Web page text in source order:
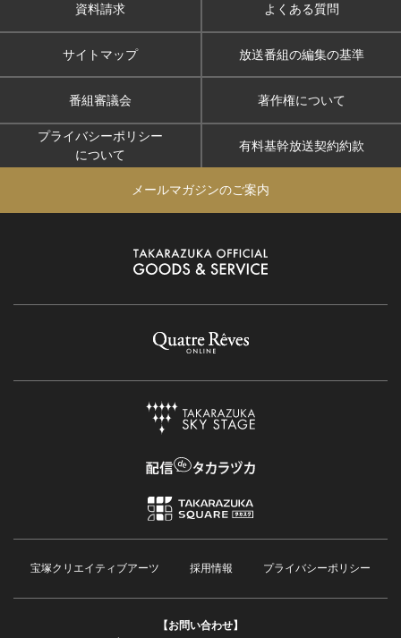
資料請求 よくある質問
サイトマップ 放送番組の編集の基準
番組審議会 著作権について
プライバシーポリシー
について
有料基幹放送契約約款
メールマガジンのご案内
宝塚クリエイティブアーツ 採用情報 プライバシーポリシー
【お問い合わせ】